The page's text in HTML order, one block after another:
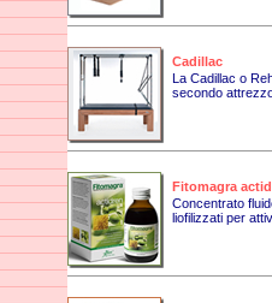
Cadillac
La Cadillac o
secondo
Fitomagra
Concentrato
liofilizzati per